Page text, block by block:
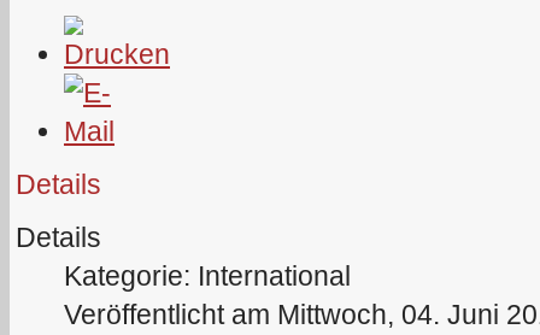
Details
Details
Kategorie: International
Veröffentlicht am Mittwoch, 04. Juni